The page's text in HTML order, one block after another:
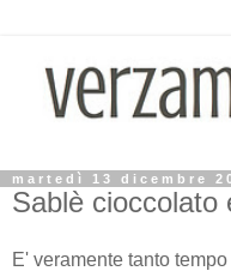
martedì 13 dicembre
Sablè cioccolato
E' veramente tanto